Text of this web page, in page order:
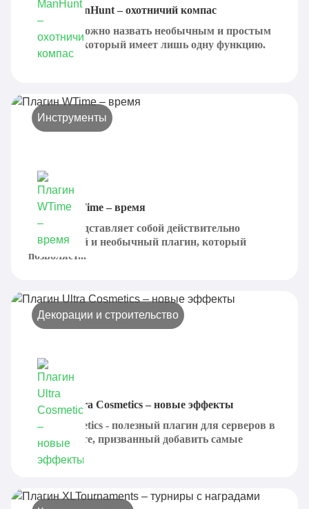
Плагин ManHunt – охотничий компас
ManHunt можно назвать необычным и простым
плагином, который имеет лишь одну функцию.
Он...
Инструменты
Плагин WTime – время
WTime представляет собой действительно
интересный и необычный плагин, который
позволяет...
Декорации и строительство
Плагин Ultra Cosmetics – новые эффекты
Ultra Cosmetics - полезный плагин для серверов в
Майнкрафте, призванный добавить самые
разные...